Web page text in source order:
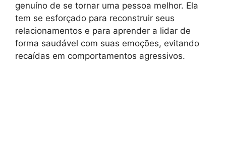
genuíno de se tornar uma pessoa melhor. Ela
tem se esforçado para reconstruir seus
relacionamentos e para aprender a lidar de
forma saudável com suas emoções, evitando
recaídas em comportamentos agressivos.